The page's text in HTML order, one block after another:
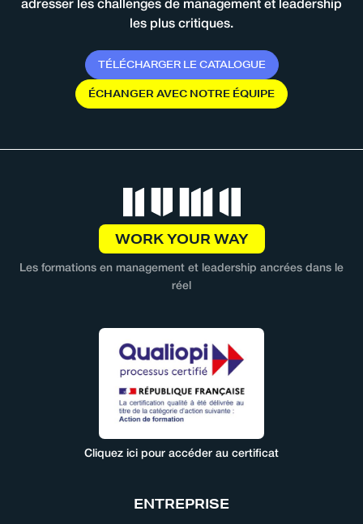
adresser les challenges de management et leadership
les plus critiques.
TÉLÉCHARGER LE CATALOGUE
ÉCHANGERAVEC NOTRE ÉQUIPE
WORK YOUR WAY
Les formations en management et leadership ancrées dans le
réel
Cliquez ici pour accéder au certificat
ENTREPRISE